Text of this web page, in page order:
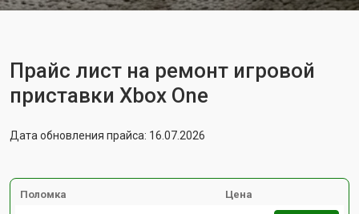
Прайс лист на ремонт игровой
приставки Xbox One
Дата обновления прайса: 16.07.2026
Поломка Цена